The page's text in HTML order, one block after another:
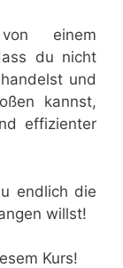
einem
du nicht
und
kannst,
effizienter
endlich die
willst!
Kurs!